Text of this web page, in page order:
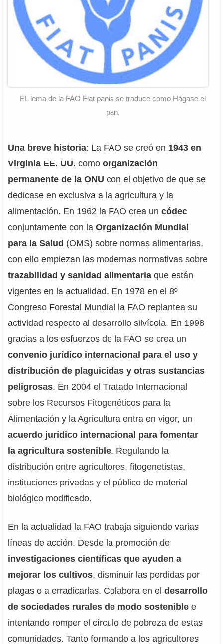
EL lema de la FAO Fiat panis se traduce como Hágase el
pan.
Una breve historia: La FAO se creó en 1943 en
Virginia EE. UU. como organización
permanente de la ONU con el objetivo de que se
dedicase en exclusiva a la agricultura y la
alimentación. En 1962 la FAO crea un códec
conjuntamente con la Organización Mundial
para la Salud (OMS) sobre normas alimentarias,
con ello empiezan las modernas normativas sobre
trazabilidad y sanidad alimentaria que están
vigentes en la actualidad. En 1978 en el 8º
Congreso Forestal Mundial la FAO replantea su
actividad respecto al desarrollo silvícola. En 1998
gracias a los esfuerzos de la FAO se crea un
convenio jurídico internacional para el uso y
distribución de plaguicidas y otras sustancias
peligrosas. En 2004 el Tratado Internacional
sobre los Recursos Fitogenéticos para la
Alimentación y la Agricultura entra en vigor, un
acuerdo jurídico internacional para fomentar
la agricultura sostenible. Regulando la
distribución entre agricultores, fitogenetistas,
instituciones privadas y el público de material
biológico modificado.
En la actualidad la FAO trabaja siguiendo varias
líneas de acción. Desde la promoción de
investigaciones científicas que ayuden a
mejorar los cultivos, disminuir las perdidas por
plagas o a erradicarlas. Colabora en el desarrollo
de sociedades rurales de modo sostenible e
intentando romper el círculo de pobreza de estas
comunidades. Tanto formando a los agricultores